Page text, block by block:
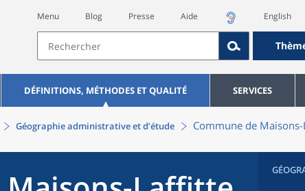
Menu Blog Presse Aide English
DÉFINITIONS, MÉTHODES ET QUALITÉ SERVICES
Géographie administrative et d’étude Commune de